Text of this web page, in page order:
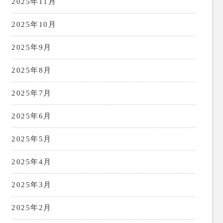
2025年10月
2025年9月
2025年8月
2025年7月
2025年6月
2025年5月
2025年4月
2025年3月
2025年2月